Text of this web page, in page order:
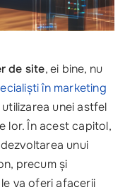
de site, ei bine, nu
în marketing
unei astfel
lor. În acest capitol,
unui
precum și
va oferi afacerii